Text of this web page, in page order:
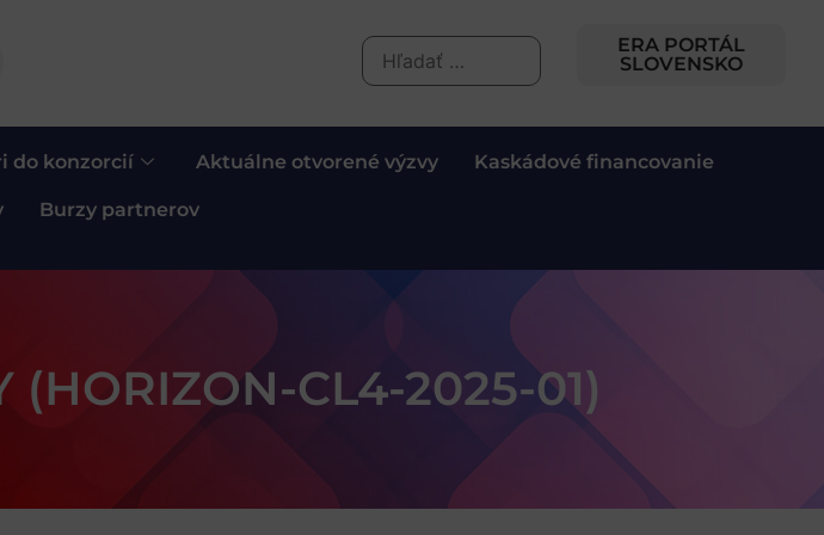
ERA PORTÁL
SLOVENSKO
do konzorcií Aktuálne otvorené výzvy Kaskádové financovanie
Burzy partnerov
CL4-2025-01)